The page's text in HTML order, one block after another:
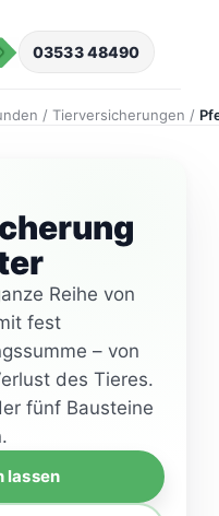
03533 48490
/ Tierversicherungen /
Reihe von
fest
– von
des Tieres.
fünf Bausteine
lassen